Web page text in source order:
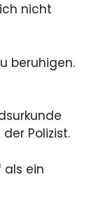
nicht
beruhigen.
Polizist.
als ein